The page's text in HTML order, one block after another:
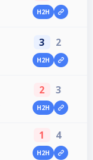
H2H
3 2
H2H
2 3
H2H
1 4
H2H